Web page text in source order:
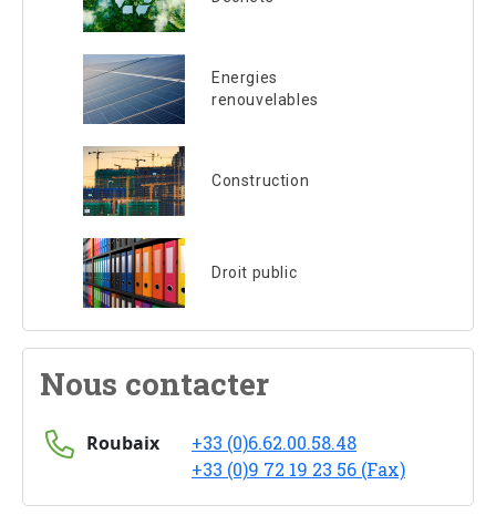
Energies
renouvelables
Construction
Droit public
Nous contacter
Roubaix
+33 (0)6.62.00.58.48
+33 (0)9 72 19 23 56 (Fax)